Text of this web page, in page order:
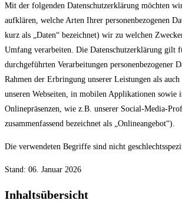
Mit der folgenden Datenschutzerklärung möchten
aufklären, welche Arten Ihrer personenbezogenen
kurz als „Daten“ bezeichnet) wir zu welchen
Umfang verarbeiten. Die Datenschutzerklärung gilt
durchgeführten Verarbeitungen personenbezogener
Rahmen der Erbringung unserer Leistungen als auch
unseren Webseiten, in mobilen Applikationen sowie
Onlinepräsenzen, wie z.B. unserer Social-Media-
zusammenfassend bezeichnet als „Onlineangebot“).
Die verwendeten Begriffe sind nicht
Stand: 06. Januar 2026
Inhaltsübersicht